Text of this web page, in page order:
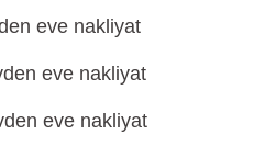
eve nakliyat
eve nakliyat
eve nakliyat